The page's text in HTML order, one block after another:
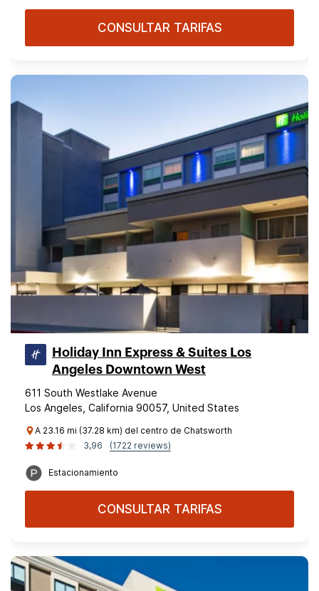
CONSULTAR TARIFAS
Holiday Inn Express & Suites Los
Angeles Downtown West
611 South Westlake Avenue
Los Angeles, California 90057, United States
A 23.16 mi (37.28 km) del centro de Chatsworth
3,96
(1722 reviews)
Estacionamiento
CONSULTAR TARIFAS